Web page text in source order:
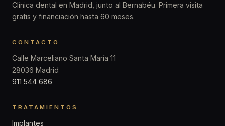
Clínica dental en Madrid, junto al Bernabéu. Primera visita
gratis y financiación hasta 60 meses.
CONTACTO
Calle Marceliano Santa María 11
28036 Madrid
911 544 686
TRATAMIENTOS
Implantes